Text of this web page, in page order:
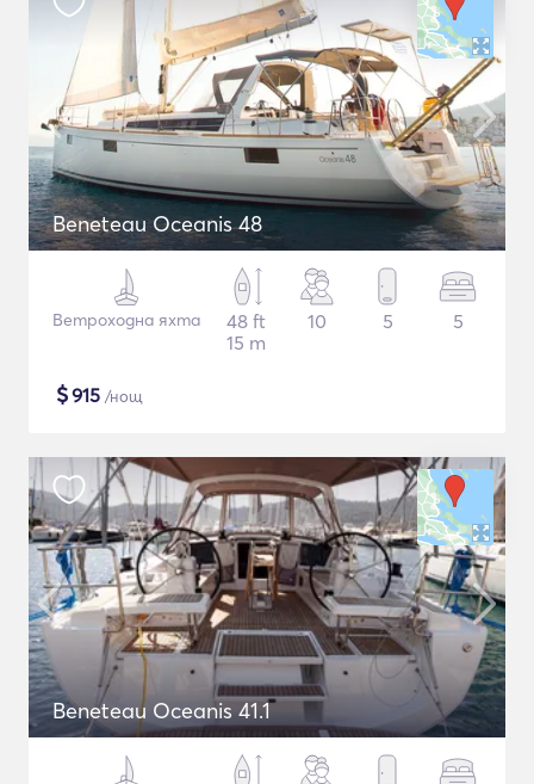
Beneteau Oceanis 48
Ветроходна яхта
48 ft
15 m
10 5 5
$915 /нощ
Beneteau Oceanis 41.1